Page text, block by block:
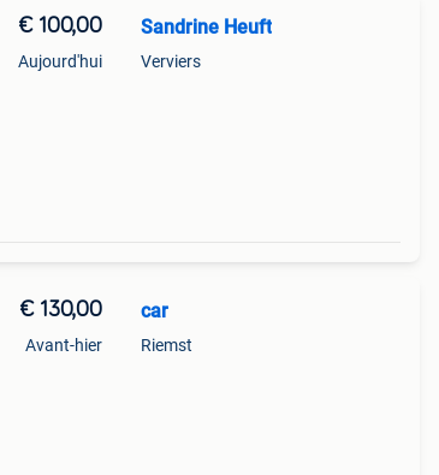
€ 100,00
Aujourd'hui
Sandrine Heuft
Verviers
€ 130,00
Avant-hier
car
Riemst